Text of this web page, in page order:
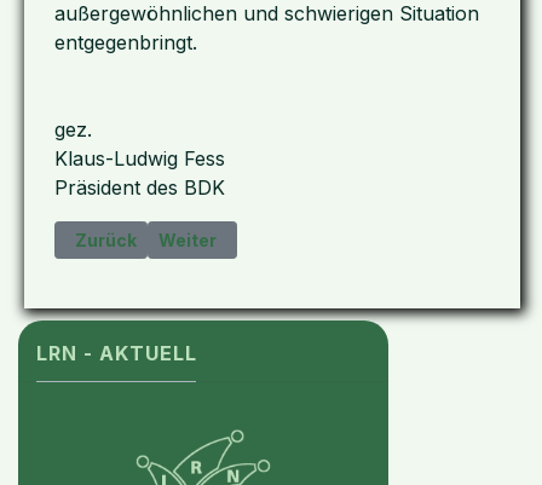
außergewöhnlichen und schwierigen Situation
entgegenbringt.
gez.
Klaus-Ludwig Fess
Präsident des BDK
Vorheriger Beitrag: 2020-05-28 Hygienekonzept zum
Zurück Nächster Beitrag: 2020-04-15 Vereinsrecht
Weiter
LRN - AKTUELL